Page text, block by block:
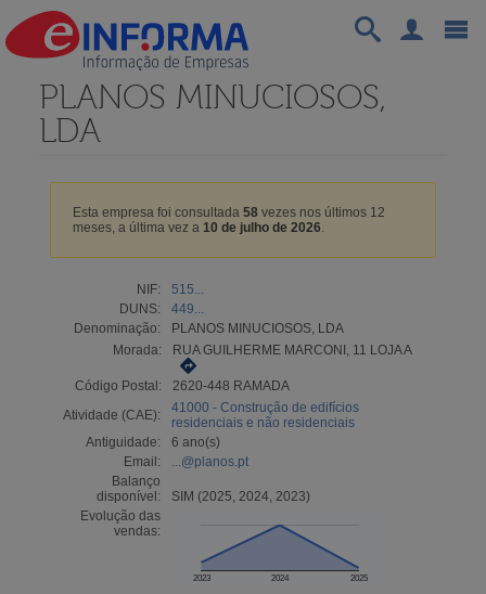
PLANOS MINUCIOSOS,
LDA
Esta empresa foi consultada 58vezes nos últimos 12
meses, a última vez a 10 de julho de 2026.
NIF:
515...
DUNS:
449...
Denominação:
PLANOS MINUCIOSOS, LDA
Morada:
RUA GUILHERME MARCONI, 11 LOJA A
Código Postal:
2620-448 RAMADA
Atividade (CAE):
41000 - Construção de edifícios
residenciais e não residenciais
Antiguidade:
6 ano(s)
Email:
...@planos.pt
Balanço
disponível:
SIM (2025, 2024, 2023)
Evolução das
vendas:
2023 2024 2025